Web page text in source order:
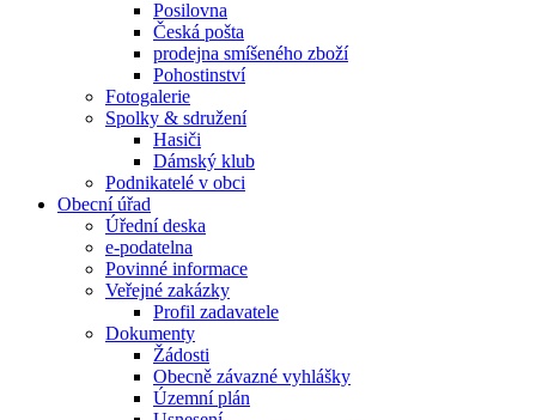
Posilovna
Česká pošta
prodejna smíšeného zboží
Pohostinství
Fotogalerie
Spolky & sdružení
Hasiči
Dámský klub
Podnikatelé v obci
Obecní úřad
Úřední deska
e-podatelna
Povinné informace
Veřejné zakázky
Profil zadavatele
Dokumenty
Žádosti
Obecně závazné vyhlášky
Územní plán